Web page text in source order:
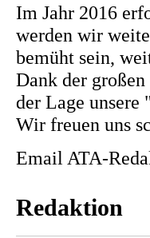
Im Jahr 2016
werden wir
bemüht sein,
Dank der
der Lage
Wir freuen uns
Email ATA-
Redaktion